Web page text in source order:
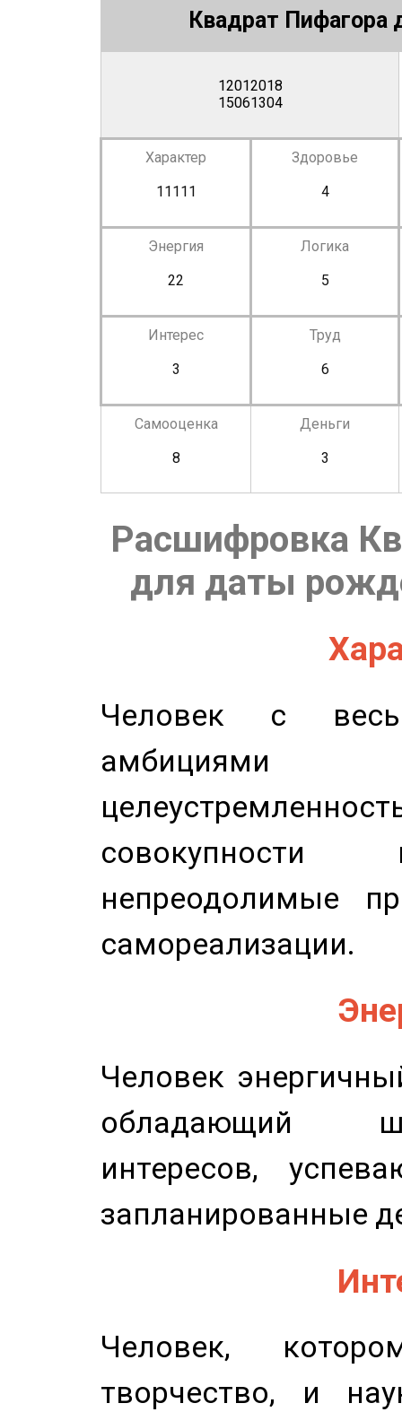
Квадрат Пифагора
12012018
15061304
Характер
11111
Здоровье
4
Энергия
22
Логика
5
Интерес
3
Труд
6
Самооценка
8
Деньги
3
Расшифровка
для даты
Человек с
непреодолимые
самореализации.
Человек
обладающий
интересов,
запланированные
Человек,
творчество, и